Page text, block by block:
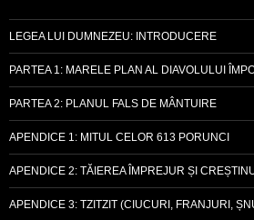
LEGEA LUI DUMNEZEU: INTRODUCERE
PARTEA 1: MARELE PLAN AL DIAVOLULUI
PARTEA 2: PLANUL FALS DE MÂNTUIRE
APENDICE 1: MITUL CELOR 613 PORUNCI
APENDICE 2: TĂIEREA ÎMPREJUR ȘI
APENDICE 3: TZITZIT (CIUCURI, FRANJURI,